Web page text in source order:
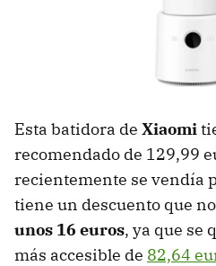
Esta batidora de Xiaomi
recomendado de 129,99
recientemente se vendía
tiene un descuento que
unos 16 euros, ya que se
más accesible de 82,64